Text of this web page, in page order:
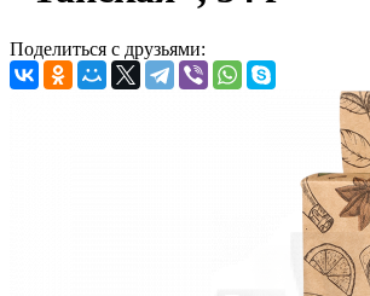
Поделиться с друзьями: